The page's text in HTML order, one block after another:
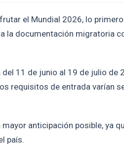
el Mundial 2026, lo
la documentación migratoria
del 11 de junio al 19 de julio
requisitos de entrada varían
anticipación posible, ya
país.